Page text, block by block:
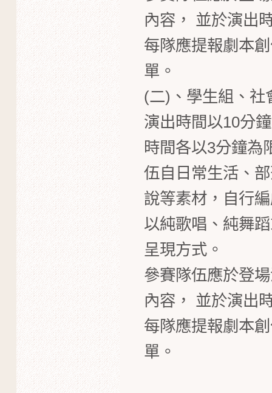
內容， 並於演出
每隊應提報劇本
單。
(二)、學生組、社
演出時間以10分
時間各以3分鐘為
伍自日常生活、
說等素材，自行
以純歌唱、純舞
呈現方式。
參賽隊伍應於登
內容， 並於演出
每隊應提報劇本
單。